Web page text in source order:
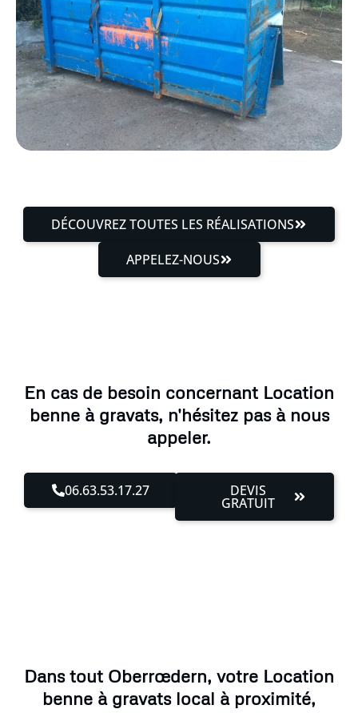
DÉCOUVREZ TOUTES LES RÉALISATIONS
APPELEZ-NOUS
En cas de besoin concernant Location
benne à gravats, n'hésitez pas à nous
appeler.
06.63.53.17.27 DEVIS
GRATUIT
Dans tout Oberrœdern, votre Location
benne à gravats local à proximité,